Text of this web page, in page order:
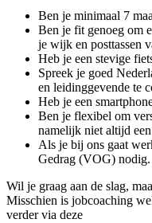
Ben je minimaal 7
Ben je fit genoeg om
je wijk en posttassen
Heb je een stevige
Spreek je goed
en leidinggevende te
Heb je een
Ben je flexibel om
namelijk niet altijd
Als je bij ons gaat
Gedrag (VOG)
Wil je graag aan de slag,
Misschien is jobcoaching
verder via deze